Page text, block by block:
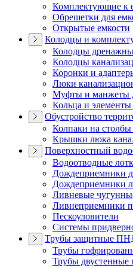
Комплектующие к
Обрешетки для
Открытые емкости
Колодцы и
Колодцы
Колодцы
Коронки и
Люки
Муфты и манжеты
Кольца и
Обустройство
Колпаки на столбы
Крышки люка
Поверхностный
Водоотводные
Дождеприемники
Дождеприемники
Ливневые
Ливнеприемники
Пескоуловители
Системы
Трубы защитные
Трубы
Трубы